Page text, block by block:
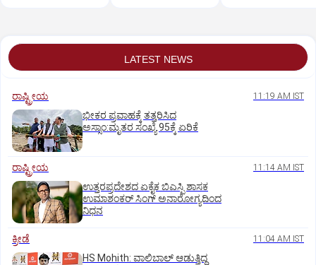
LATEST NEWS
ರಾಷ್ಟ್ರೀಯ 11:19 AM IST
ಭೀಕರ ಪ್ರವಾಹಕ್ಕೆ ತತ್ತರಿಸಿದ
ಅಸ್ಸಾಂ:ಮೃತರ ಸಂಖ್ಯೆ 95ಕ್ಕೆ ಏರಿಕೆ
ರಾಷ್ಟ್ರೀಯ 11:14 AM IST
ಉತ್ತರಪ್ರದೇಶದ ಏಕೈಕ ಬಿಎಸ್ಪಿ ಶಾಸಕ
ಉಮಾಶಂಕರ್‌ ಸಿಂಗ್‌ ಅನಾರೋಗ್ಯದಿಂದ
ನಿಧನ
ಕ್ರೀಡೆ 11:04 AM IST
HS Mohith: ವಾಲಿಬಾಲ್‌ ಆಡುತ್ತಿದ್ದ